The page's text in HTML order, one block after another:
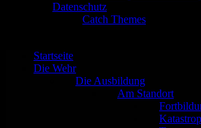
Datenschutz
Catch Themes
scrollenStartseite
Die Wehr
Die Ausbildung
Am Standort